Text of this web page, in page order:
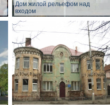
Дом жилой рельефом над
входом